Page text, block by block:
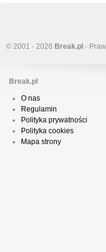
© 2001 - 2026 Break.pl -
Break.pl
O nas
Regulamin
Polityka prywatności
Polityka cookies
Mapa strony